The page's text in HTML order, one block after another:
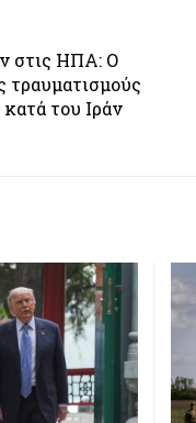
στις ΗΠΑ: Ο
τραυματισμούς
του Ιράν